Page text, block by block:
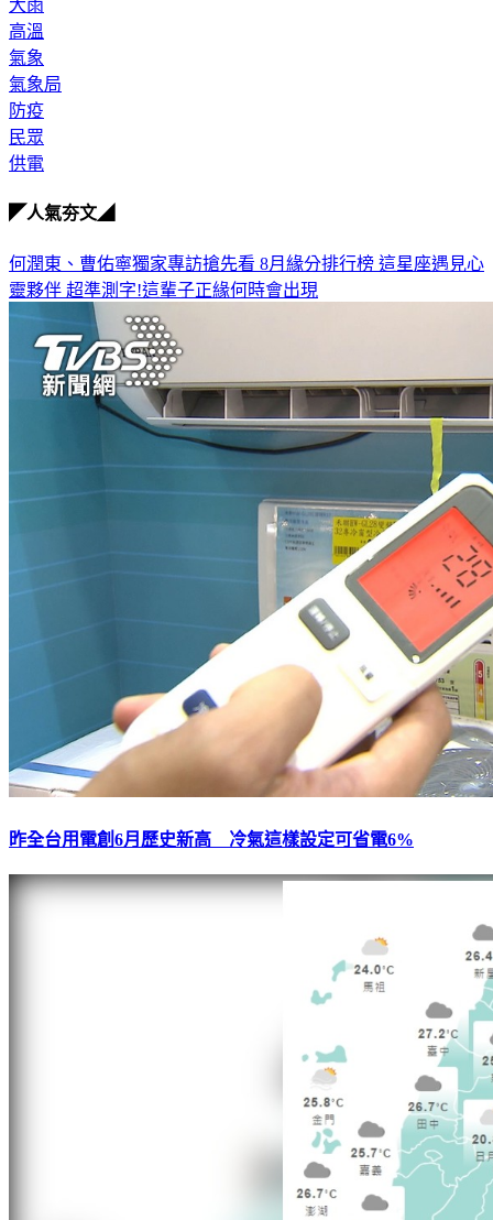
大雨
高溫
氣象
氣象局
防疫
民眾
供電
◤人氣夯文◢
何潤東、曹佑寧獨家專訪搶先看 8月緣分排行榜 這星座遇見心
靈夥伴 超準測字!這輩子正緣何時會出現
昨全台用電創6月歷史新高 冷氣這樣設定可省電6%